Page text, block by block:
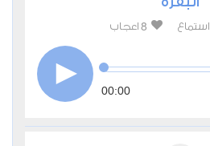
استماع 8 اعجاب
00:00